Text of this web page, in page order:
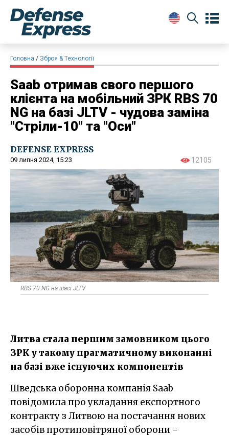
Головна Зброя & Технології
Saab отримав свого першого
клієнта на мобільний ЗРК RBS 70
NG на базі JLTV - чудова заміна
"Стріли-10" та "Оси"
DEFENSE EXPRESS
09 липня 2024, 15:23 12105
RBS 70 NG на шасі JLTV
Литва стала першим замовником цього
ЗРК у такому прагматичному виконанні
на базі вже існуючих компонентів
Шведська оборонна компанія Saab
повідомила про укладання експортного
контракту з Литвою на постачання нових
засобів протиповітряної оборони -